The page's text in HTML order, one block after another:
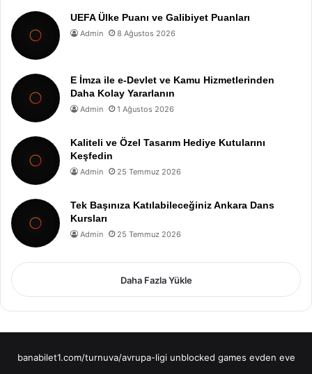
UEFA Ülke Puanı ve Galibiyet Puanları
Admin 8 Ağustos 2026
E İmza ile e-Devlet ve Kamu Hizmetlerinden
Daha Kolay Yararlanın
Admin 1 Ağustos 2026
Kaliteli ve Özel Tasarım Hediye Kutularını
Keşfedin
Admin 25 Temmuz 2026
Tek Başınıza Katılabileceğiniz Ankara Dans
Kursları
Admin 25 Temmuz 2026
Daha Fazla Yükle
banabilet1.com/turnuva/avrupa-ligi unblocked games evden eve